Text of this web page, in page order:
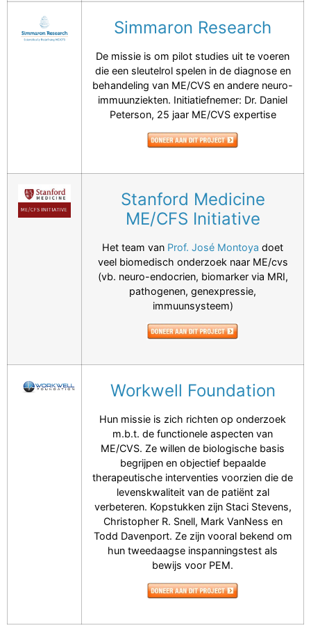
Simmaron Research
De missie is om pilot studies uit te voeren
die een sleutelrol spelen in de diagnose en
behandeling van ME/CVS en andere neuro-
immuunziekten. Initiatiefnemer: Dr. Daniel
Peterson, 25 jaar ME/CVS expertise
Stanford Medicine
ME/CFS Initiative
Het team van Prof. José Montoya doet
veel biomedisch onderzoek naar ME/cvs
(vb. neuro-endocrien, biomarker via MRI,
pathogenen, genexpressie,
immuunsysteem)
Workwell Foundation
Hun missie is zich richten op onderzoek
m.b.t. de functionele aspecten van
ME/CVS. Ze willen de biologische basis
begrijpen en objectief bepaalde
therapeutische interventies voorzien die de
levenskwaliteit van de patiënt zal
verbeteren. Kopstukken zijn Staci Stevens,
Christopher R. Snell, Mark VanNess en
Todd Davenport. Ze zijn vooral bekend om
hun tweedaagse inspanningstest als
bewijs voor PEM.